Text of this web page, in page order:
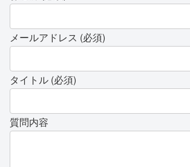
メールアドレス (必須)
タイトル (必須)
質問内容